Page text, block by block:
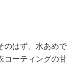
のはず、水あめで
コーティングの甘